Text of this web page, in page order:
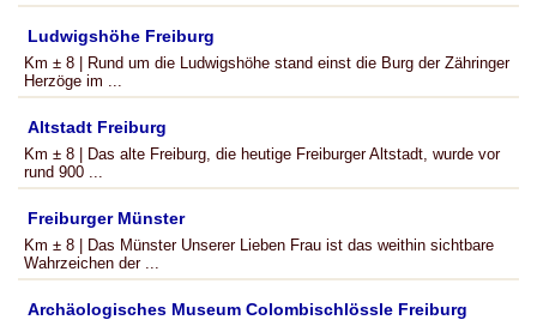
Ludwigshöhe Freiburg
Km ± 8 | Rund um die Ludwigshöhe stand einst die Burg der Zähringer
Herzöge im ...
Altstadt Freiburg
Km ± 8 | Das alte Freiburg, die heutige Freiburger Altstadt, wurde vor
rund 900 ...
Freiburger Münster
Km ± 8 | Das Münster Unserer Lieben Frau ist das weithin sichtbare
Wahrzeichen der ...
Archäologisches Museum Colombischlössle Freiburg